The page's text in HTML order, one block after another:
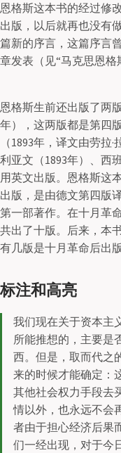
恩格斯这本书的经过修
出版，以后就再也没有
篇新的序言，这篇序言
章发表（见“马克思恩格
恩格斯生前还出版了两
年），这两版都是第四
（1893年，译文由劳拉
利亚文（1893年）、西
用英文出版。恩格斯这
出版，是由德文第四版
第一部著作。在十月革
共出了十版。后来，本
有几版是十月革命后出
标注和高亮
我们现在关于资本主
所能推想的，主要是
西。但是，取而代之
来的时候才能确定：
其他社会权力手段去
情以外，也永远不会
者由于担心经济后果
们一经出现，对于今